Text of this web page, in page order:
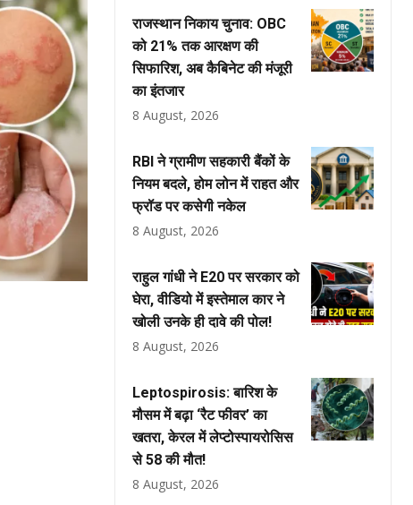
राजस्थान निकाय चुनाव: OBC
को 21% तक आरक्षण की
सिफारिश, अब कैबिनेट की मंजूरी
का इंतजार
8 August, 2026
RBI ने ग्रामीण सहकारी बैंकों के
नियम बदले, होम लोन में राहत और
फ्रॉड पर कसेगी नकेल
8 August, 2026
राहुल गांधी ने E20 पर सरकार को
घेरा, वीडियो में इस्तेमाल कार ने
खोली उनके ही दावे की पोल!
8 August, 2026
Leptospirosis: बारिश के
मौसम में बढ़ा ‘रैट फीवर’ का
खतरा, केरल में लेप्टोस्पायरोसिस
से 58 की मौत!
8 August, 2026